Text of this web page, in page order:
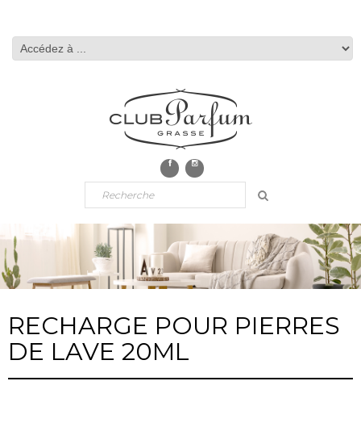
RECHARGE POUR PIERRES
DE LAVE 20ML